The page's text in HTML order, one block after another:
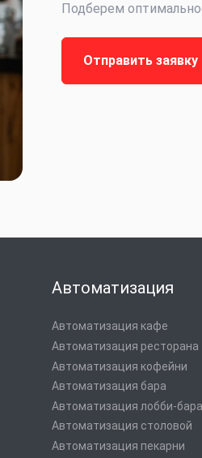
Подберем
Отправить заявку
Автоматизация
Автоматизация кафе
Автоматизация ресторана
Автоматизация кофейни
Автоматизация бара
Автоматизация лобби-
Автоматизация столовой
Автоматизация пекарни